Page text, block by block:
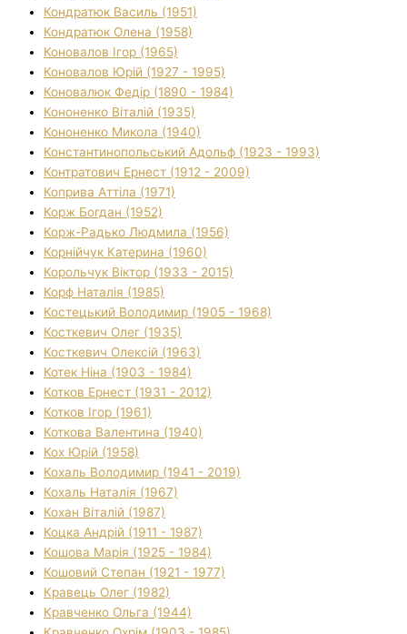
Кондратюк Василь (1951)
Кондратюк Олена (1958)
Коновалов Ігор (1965)
Коновалов Юрій (1927 - 1995)
Коновалюк Федір (1890 - 1984)
Кононенко Віталій (1935)
Кононенко Микола (1940)
Константинопольський Адольф (1923 - 1993)
Контратович Ернест (1912 - 2009)
Коприва Аттіла (1971)
Корж Богдан (1952)
Корж-Радько Людмила (1956)
Корнійчук Катерина (1960)
Корольчук Віктор (1933 - 2015)
Корф Наталія (1985)
Костецький Володимир (1905 - 1968)
Косткевич Олег (1935)
Косткевич Олексій (1963)
Котек Ніна (1903 - 1984)
Котков Ернест (1931 - 2012)
Котков Ігор (1961)
Коткова Валентина (1940)
Кох Юрій (1958)
Кохаль Володимир (1941 - 2019)
Кохаль Наталія (1967)
Кохан Віталій (1987)
Коцка Андрій (1911 - 1987)
Кошова Марія (1925 - 1984)
Кошовий Степан (1921 - 1977)
Кравець Олег (1982)
Кравченко Ольга (1944)